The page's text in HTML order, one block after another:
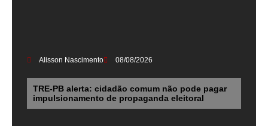
Alisson Nascimento 08/08/2026
TRE-PB alerta: cidadão comum não pode pagar
impulsionamento de propaganda eleitoral